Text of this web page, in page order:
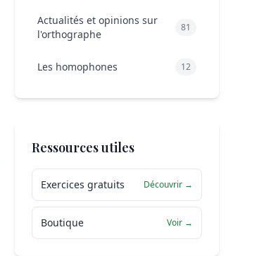
Actualités et opinions sur
l'orthographe
81
Les homophones 12
Ressources utiles
Exercices gratuits Découvrir →
Boutique Voir →